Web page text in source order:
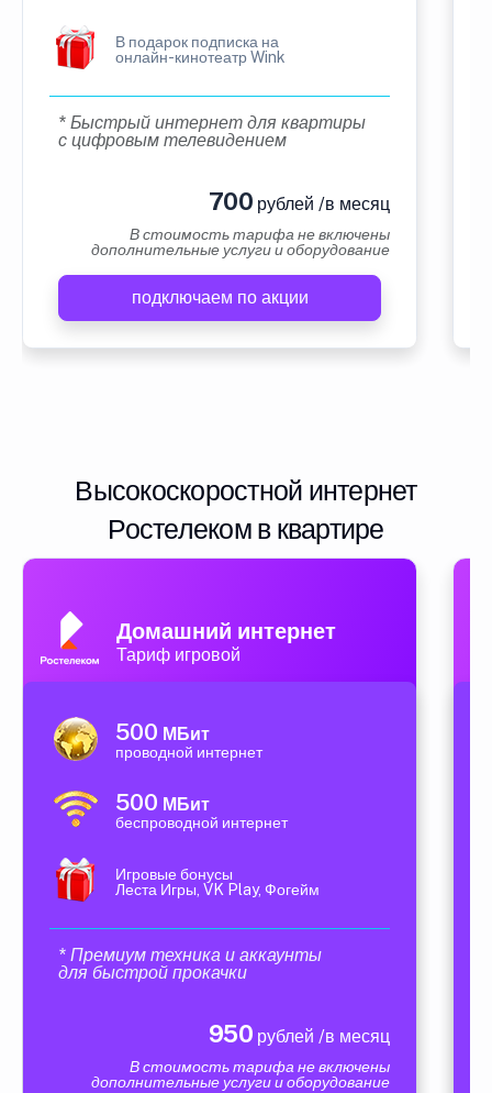
В подарок подписка на
онлайн-кинотеатр Wink
* Быстрый интернет для квартиры
с цифровым телевидением
700 рублей /в месяц
В стоимость тарифа не включены
дополнительные услуги и оборудование
подключаем по акции
Высокоскоростной интернет
Ростелеком в квартире
Домашний интернет
Тариф игровой
500 МБит
проводной интернет
500 МБит
беспроводной интернет
Игровые бонусы
Леста Игры, VK Play, Фогейм
* Премиум техника и аккаунты
для быстрой прокачки
950 рублей /в месяц
В стоимость тарифа не включены
дополнительные услуги и оборудование